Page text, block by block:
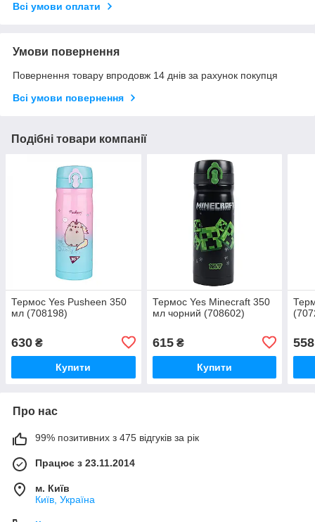
Всі умови оплати
Умови повернення
Повернення товару впродовж 14 днів за рахунок покупця
Всі умови повернення
Подібні товари компанії
Термос Yes Pusheen 350
мл (708198)
630 ₴
Купити
Термос Yes Minecraft 350
мл чорний (708602)
615₴
Купити
558
Про нас
99% позитивних з 475 відгуків за рік
Працює з 23.11.2014
м. Київ
Київ, Україна